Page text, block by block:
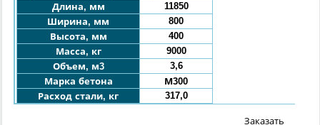
Длина, мм
11850
Ширина, мм
800
Высота, мм
400
Масса, кг
9000
Объем, м3
3,6
Марка бетона
М300
Расход стали, кг
317,0
Заказать